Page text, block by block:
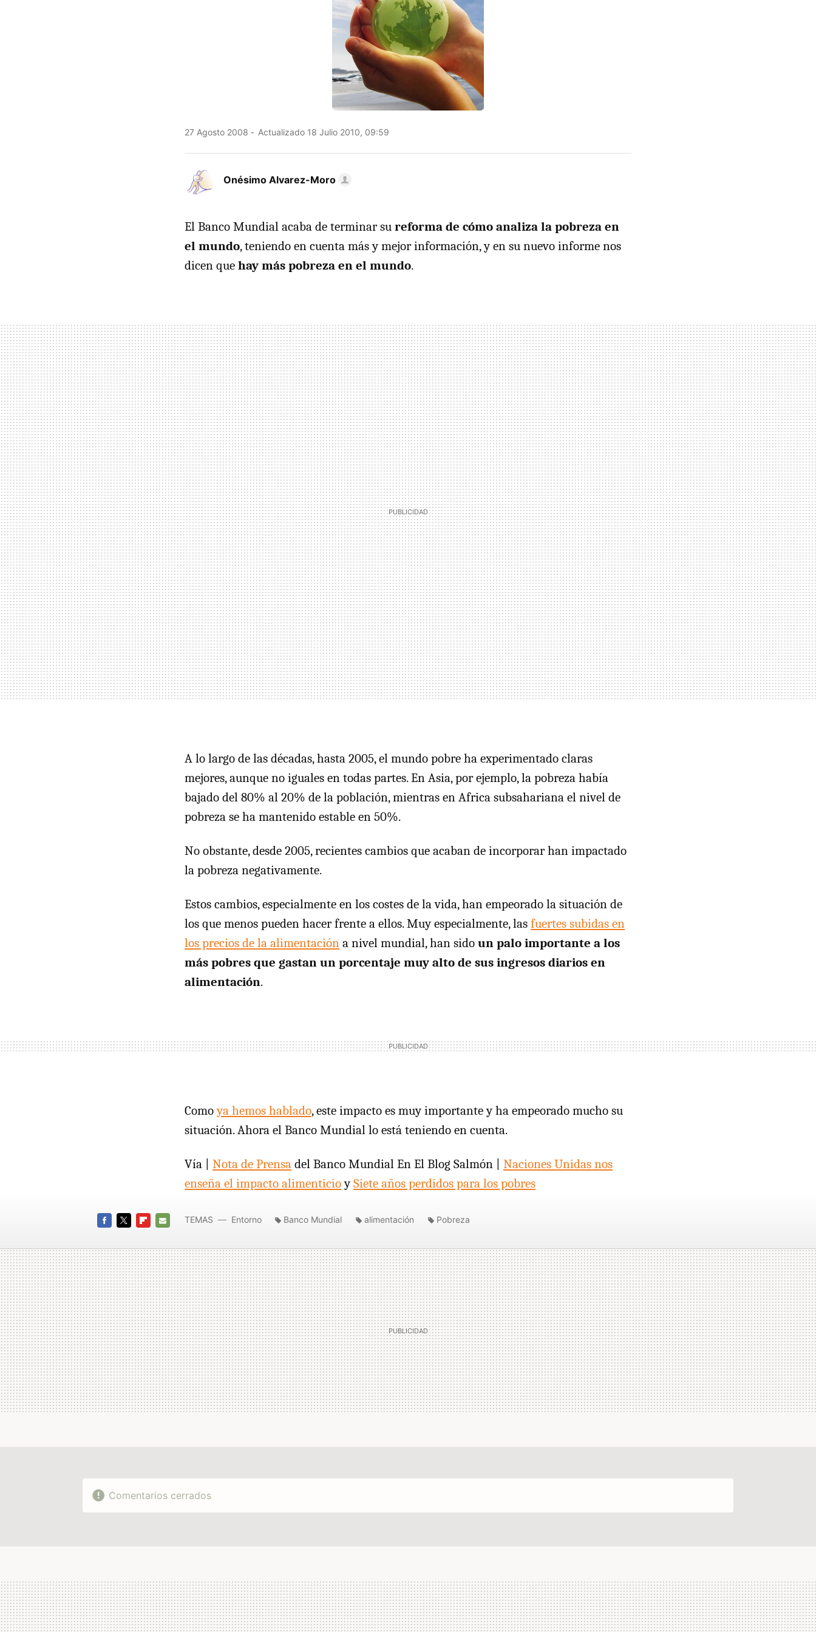
27 Agosto 2008 Actualizado 18 Julio 2010, 09:59
Onésimo Alvarez-Moro
El Banco Mundial acaba de terminar su reforma de cómo analiza la pobreza en
el mundo, teniendo en cuenta más y mejor información, y en su nuevo informe nos
dicen que hay más pobreza en el mundo.
A lo largo de las décadas, hasta 2005, el mundo pobre ha experimentado claras
mejores, aunque no iguales en todas partes. En Asia, por ejemplo, la pobreza había
bajado del 80% al 20% de la población, mientras en Africa subsahariana el nivel de
pobreza se ha mantenido estable en 50%.
No obstante, desde 2005, recientes cambios que acaban de incorporar han impactado
la pobreza negativamente.
Estos cambios, especialmente en los costes de la vida, han empeorado la situación de
los que menos pueden hacer frente a ellos. Muy especialmente, las fuertes subidas en
los precios de la alimentación a nivel mundial, han sido un palo importante a los
más pobres que gastan un porcentaje muy alto de sus ingresos diarios en
alimentación.
Comoya hemos hablado, este impacto es muy importante y ha empeorado mucho su
situación. Ahora el Banco Mundial lo está teniendo en cuenta.
Vía | Nota de Prensa del Banco Mundial En El Blog Salmón | Naciones Unidas nos
enseña el impacto alimenticioySiete años perdidos para los pobres
MAIL
TEMAS Entorno Banco Mundial alimentación Pobreza
Comentarios cerrados